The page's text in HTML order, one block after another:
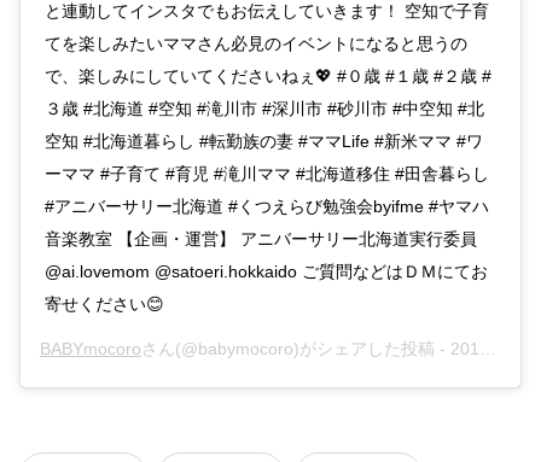
と連動してインスタでもお伝えしていきます！ 空知で子育
てを楽しみたいママさん必見のイベントになると思うの
で、楽しみにしていてくださいねぇ💖 #０歳 #１歳 #２歳 #
３歳 #北海道 #空知 #滝川市 #深川市 #砂川市 #中空知 #北
空知 #北海道暮らし #転勤族の妻 #ママLife #新米ママ #ワ
ーママ #子育て #育児 #滝川ママ #北海道移住 #田舎暮らし
#アニバーサリー北海道 #くつえらび勉強会byifme #ヤマハ
音楽教室 【企画・運営】 アニバーサリー北海道実行委員
@ai.lovemom @satoeri.hokkaido ご質問などはＤＭにてお
寄せください😊
BABYmocoroさん(@babymocoro)がシェアした投稿 - 2019年Oct月12日am4時17分PDT